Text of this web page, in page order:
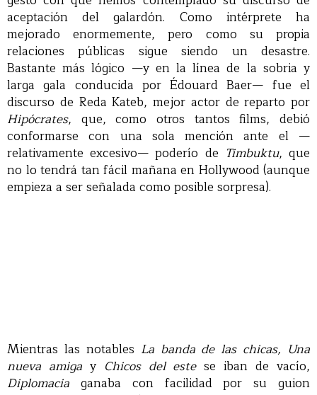
aceptación del galardón. Como intérprete ha
mejorado enormemente, pero como su propia
relaciones públicas sigue siendo un desastre.
Bastante más lógico —y en la línea de la sobria y
larga gala conducida por Édouard Baer— fue el
discurso de Reda Kateb, mejor actor de reparto por
Hipócrates, que, como otros tantos films, debió
conformarse con una sola mención ante el —
relativamente excesivo— poderío de Timbuktu, que
no lo tendrá tan fácil mañana en Hollywood (aunque
empieza a ser señalada como posible sorpresa).
Mientras las notables La banda de las chicas, Una
nueva amigay Chicos del estese iban de vacío,
Diplomacia ganaba con facilidad por su guion